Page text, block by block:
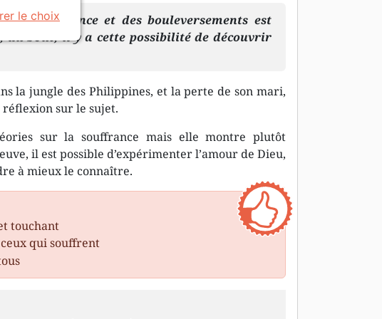
la souffrance et des bouleversements est
au bout, il y a cette possibilité de découvrir
la jungle des Philippines, et la perte de son mari,
sur le sujet.
sur la souffrance mais elle montre plutôt
il est possible d’expérimenter l’amour de Dieu,
à mieux le connaître.
touchant
qui souffrent
le choix